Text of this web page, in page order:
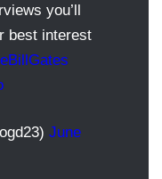
you’ll
best interest
June